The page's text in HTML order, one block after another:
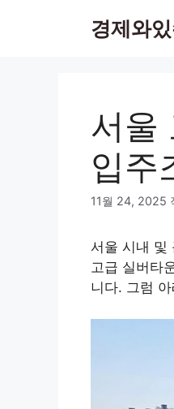
경제와
서울
입주
11월 24, 2025
서울 시내 및
고급 실버타
니다. 그럼